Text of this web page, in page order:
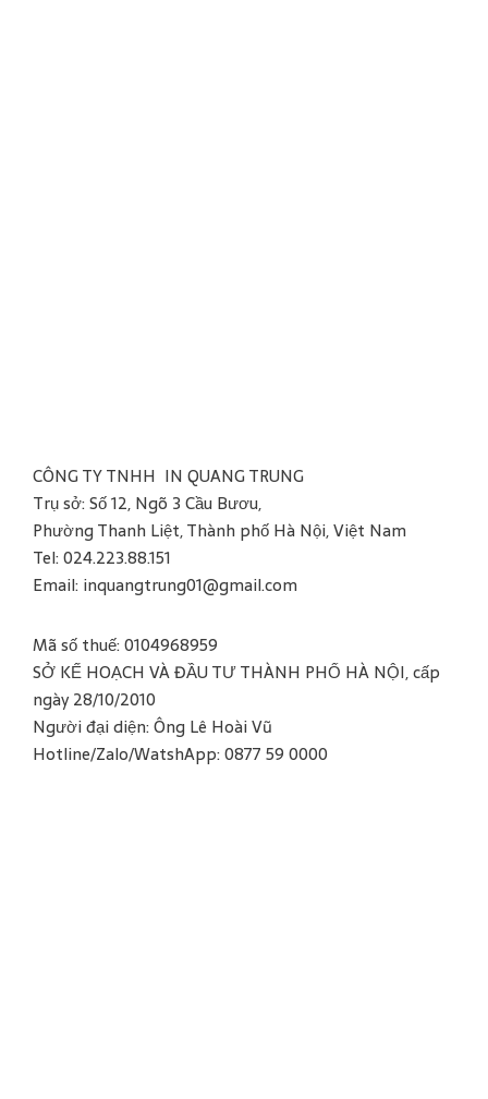
CÔNG TY TNHH IN QUANG TRUNG
Trụ sở: Số 12, Ngõ 3 Cầu Bươu,
Phường Thanh Liệt, Thành phố Hà Nội, Việt Nam
Tel: 024.223.88.151
Email: inquangtrung01@gmail.com
Mã số thuế: 0104968959
SỞ KẾ HOẠCH VÀ ĐẦU TƯ THÀNH PHỐ HÀ NỘI, cấp
ngày 28/10/2010
Người đại diện: Ông Lê Hoài Vũ
Hotline/Zalo/WatshApp: 0877 59 0000